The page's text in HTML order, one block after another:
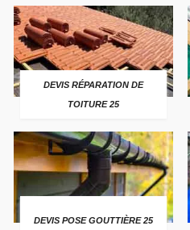
DEVIS RÉPARATION DE
TOITURE 25
DEVIS POSE GOUTTIÈRE 25